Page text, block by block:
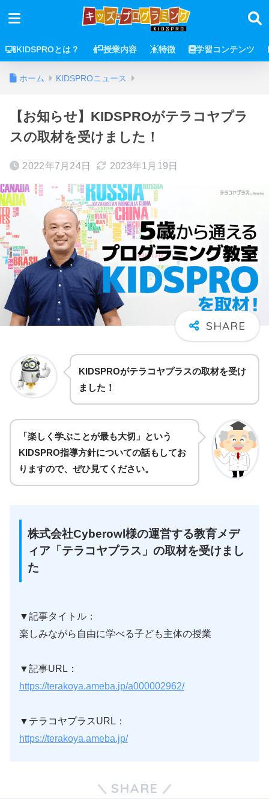
KIDSPROとは？ 授業内容 特徴 学習コンテンツ
ホーム KIDSPROニュース
【お知らせ】KIDSPROがテラコヤプラ
スの取材を受けました！
2022年7月24日 2023年1月19日
KIDSPROがテラコヤプラスの取材を受け
ました！
「楽しく学ぶことが最も大切 」という
KIDSPRO指導方針についての話もしてお
りますので、ぜひ見てください。
株式会社Cyberowl様の運営する教育メデ
ィア「テラコヤプラス」の取材を受けまし
た
▼記事タイトル：
楽しみながら自由に学べる子ども主体の授業
▼記事URL：
https://terakoya.ameba.jp/a000002962/
▼テラコヤプラスURL：
https://terakoya.ameba.jp/
SHARE